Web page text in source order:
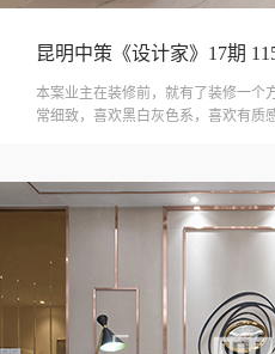
本案业主在装修前，就有了装修一个
常细致，喜欢黑白灰色系，喜欢有质